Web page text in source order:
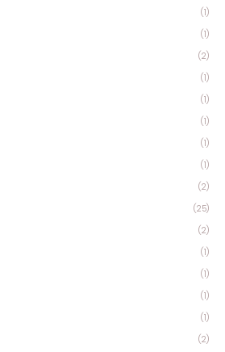
(1)
(1)
(2)
(1)
(1)
(1)
(1)
(1)
(2)
(25)
(2)
(1)
(1)
(1)
(1)
(2)